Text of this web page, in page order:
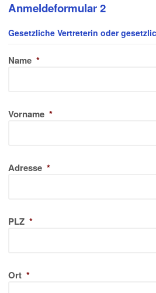
Anmeldeformular 2
Gesetzliche Vertreterin oder
Name *
Vorname *
Adresse *
PLZ *
Ort *